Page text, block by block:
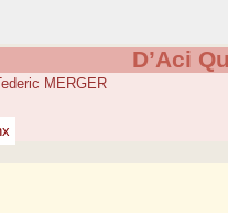
D’Aci
MERGER